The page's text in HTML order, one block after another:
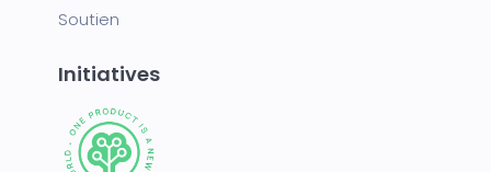
Soutien
Initiatives